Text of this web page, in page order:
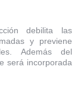
debilita las
y previene
Además del
será incorporada